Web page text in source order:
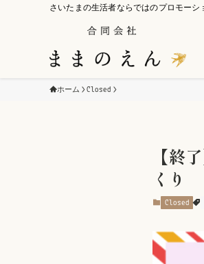
さいたまの生活者ならではのプロモー
ホーム Closed
【終
くり
Closed